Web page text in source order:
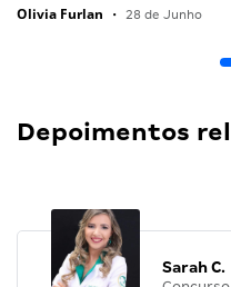
Olivia Furlan • 28 de Junho
Depoimentos
Sarah C.